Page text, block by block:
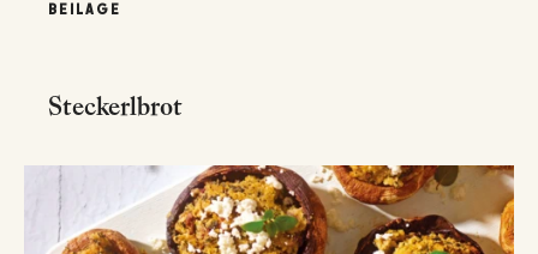
BEILAGE
Steckerlbrot